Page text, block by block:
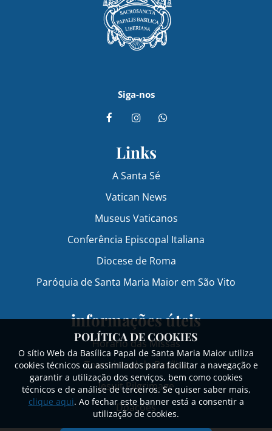
Siga-nos
Links
A Santa Sé
Vatican News
Museus Vaticanos
Conferência Episcopal Italiana
Diocese de Roma
Paróquia de Santa Maria Maior em São Vito
informações úteis
Horário das Missas
Tour virtual da Basílica
Jesuit Pilgrimage
Doações
POLÍTICA DE COOKIES
O sítio Web da Basílica Papal de Santa Maria Maior utiliza
cookies técnicos ou assimilados para facilitar a navegação e
garantir a utilização dos serviços, bem como cookies
técnicos e de análise de terceiros. Se quiser saber mais,
clique aqui. Ao fechar este banner está a consentir a
utilização de cookies.